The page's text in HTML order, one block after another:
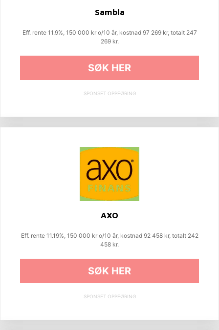
Sambla
Eff. rente 11.9%, 150 000 kr o/10 år, kostnad 97 269 kr, totalt 247
269 kr.
SØK HER
SPONSET OPPFØRING
AXO
Eff. rente 11.19%, 150 000 kr o/10 år, kostnad 92 458 kr, totalt 242
458 kr.
SØK HER
SPONSET OPPFØRING